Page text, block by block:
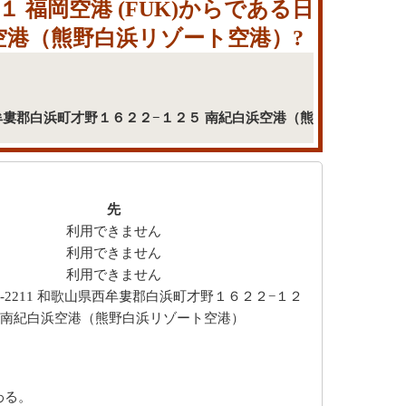
福岡空港 (FUK)からである日
（熊野白浜リゾート空港）?
郡白浜町才野１６２２−１２５ 南紀白浜空港（熊
先
利用できません
利用できません
利用できません
2211 和歌山県西牟婁郡白浜町才野１６２２−１２
紀白浜空港（熊野白浜リゾート空港）
。